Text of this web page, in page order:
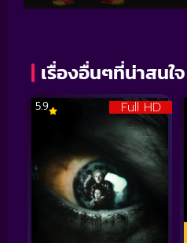
เรื่องอื่นๆที่น่าสนใจ
Full HD
5.9